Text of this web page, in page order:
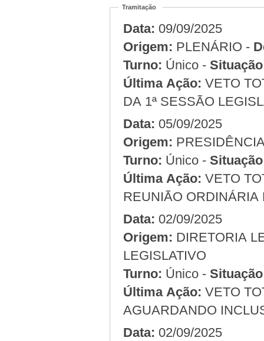
Tramitação
Data: 09/09/2025
Origem:
PLENÁRIO -
Turno:
Único -
Última Ação: VETO
DA 1ª SESSÃO
Data: 05/09/2025
Origem:
Turno:
Único -
Última Ação: VETO
REUNIÃO ORDINÁRIA
Data: 02/09/2025
Origem:
LEGISLATIVO
Turno:
Único -
Última Ação: VETO
AGUARDANDO
Data: 02/09/2025